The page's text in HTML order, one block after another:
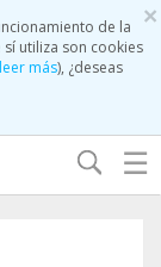
×
de la
utiliza son cookies
más), ¿deseas
☰